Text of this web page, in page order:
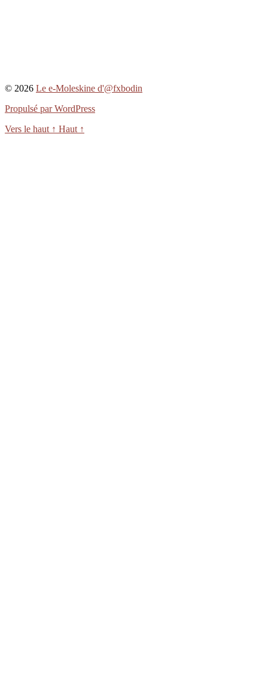
© 2026 Le e-Moleskine d'@fxbodin
Propulsé par WordPress
Vers le haut ↑ Haut ↑